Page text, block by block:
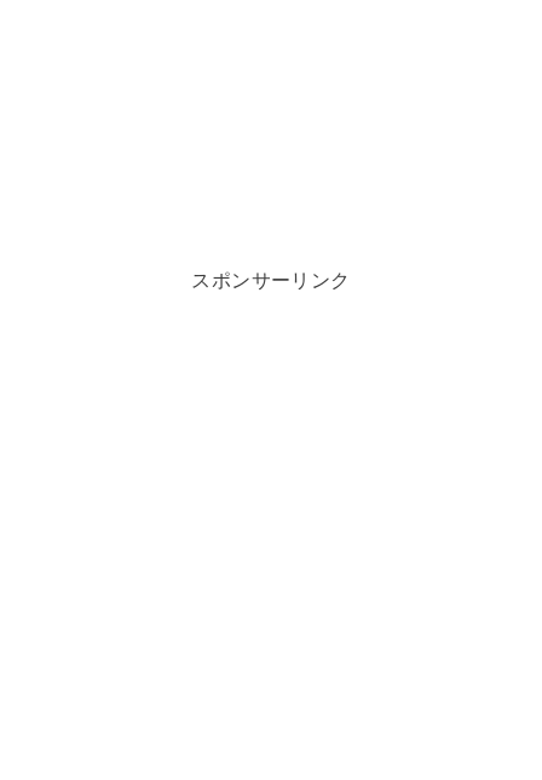
スポンサーリンク